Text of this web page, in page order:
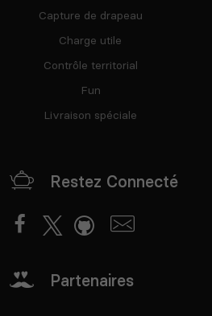
Capture de drapeau
Charge utile
Contrôle territorial
Fun
Livraison spéciale
Restez Connecté
Partenaires